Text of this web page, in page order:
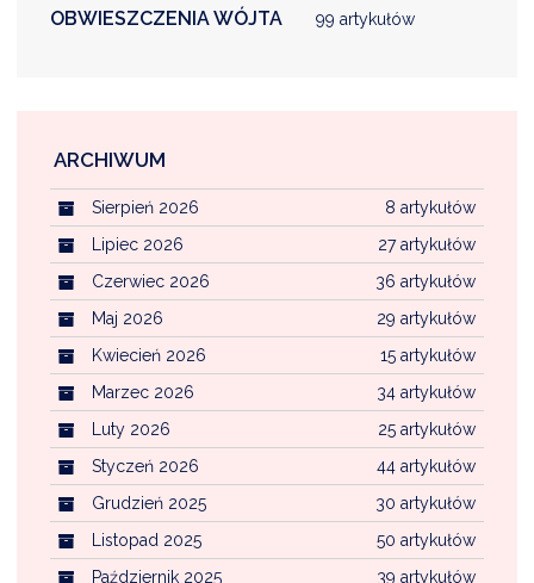
OBWIESZCZENIA WÓJTA 99 artykułów
ARCHIWUM
8 artykułów
Sierpień 2026
27 artykułów
Lipiec 2026
36 artykułów
Czerwiec 2026
29 artykułów
Maj 2026
15 artykułów
Kwiecień 2026
34 artykułów
Marzec 2026
25 artykułów
Luty 2026
44 artykułów
Styczeń 2026
30 artykułów
Grudzień 2025
50 artykułów
Listopad 2025
39 artykułów
Październik 2025